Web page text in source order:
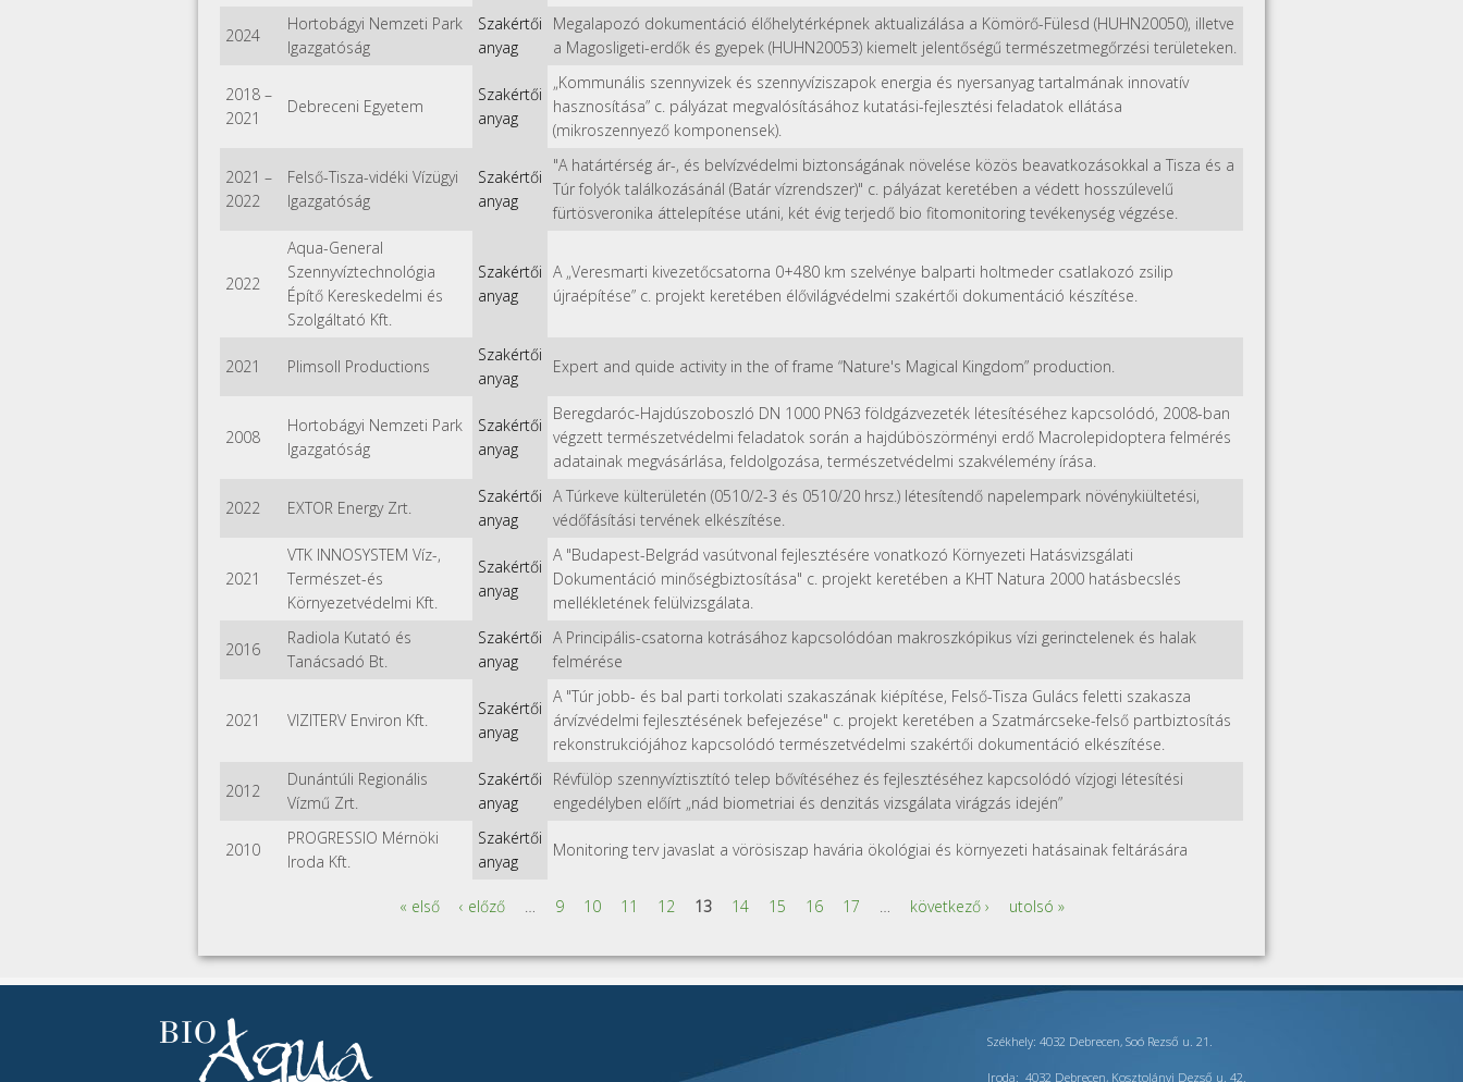
2024
Hortobágyi Nemzeti Park
Igazgatóság
Szakértői
anyag
Megalapozó dokumentáció élőhelytérképnek aktualizálása a Kömörő-Fülesd (HUHN20050), illetve
a Magosligeti-erdők és gyepek (HUHN20053) kiemelt jelentőségű természetmegőrzési területeken.
2018 –
2021
Debreceni Egyetem
Szakértői
anyag
„Kommunális szennyvizek és szennyvíziszapok energia és nyersanyag tartalmának innovatív
hasznosítása” c. pályázat megvalósításához kutatási-fejlesztési feladatok ellátása
(mikroszennyező komponensek).
2021 –
2022
Felső-Tisza-vidéki Vízügyi
Igazgatóság
Szakértői
anyag
"A határtérség ár-, és belvízvédelmi biztonságának növelése közös beavatkozásokkal a Tisza és a
Túr folyók találkozásánál (Batár vízrendszer)" c. pályázat keretében a védett hosszúlevelű
fürtösveronika áttelepítése utáni, két évig terjedő bio fitomonitoring tevékenység végzése.
2022
Aqua-General
Szennyvíztechnológia
Építő Kereskedelmi és
Szolgáltató Kft.
Szakértői
anyag
A „Veresmarti kivezetőcsatorna 0+480 km szelvénye balparti holtmeder csatlakozó zsilip
újraépítése” c. projekt keretében élővilágvédelmi szakértői dokumentáció készítése.
2021 Plimsoll Productions
Szakértői
anyag
Expert and quide activity in the of frame “Nature's Magical Kingdom” production.
2008
Hortobágyi Nemzeti Park
Igazgatóság
Szakértői
anyag
Beregdaróc-Hajdúszoboszló DN 1000 PN63 földgázvezeték létesítéséhez kapcsolódó, 2008-ban
végzett természetvédelmi feladatok során a hajdúböszörményi erdő Macrolepidoptera felmérés
adatainak megvásárlása, feldolgozása, természetvédelmi szakvélemény írása.
2022 EXTOR Energy Zrt.
Szakértői
anyag
A Túrkeve külterületén (0510/2-3 és 0510/20 hrsz.) létesítendő napelempark növénykiültetési,
védőfásítási tervének elkészítése.
2021
VTK INNOSYSTEM Víz-,
Természet-és
Környezetvédelmi Kft.
Szakértői
anyag
A "Budapest-Belgrád vasútvonal fejlesztésére vonatkozó Környezeti Hatásvizsgálati
Dokumentáció minőségbiztosítása" c. projekt keretében a KHT Natura 2000 hatásbecslés
mellékletének felülvizsgálata.
2016
Radiola Kutató és
Tanácsadó Bt.
Szakértői
anyag
A Principális-csatorna kotrásához kapcsolódóan makroszkópikus vízi gerinctelenek és halak
felmérése
2021 VIZITERV Environ Kft.
Szakértői
anyag
A "Túr jobb- és bal parti torkolati szakaszának kiépítése, Felső-Tisza Gulács feletti szakasza
árvízvédelmi fejlesztésének befejezése" c. projekt keretében a Szatmárcseke-felső partbiztosítás
rekonstrukciójához kapcsolódó természetvédelmi szakértői dokumentáció elkészítése.
2012
Dunántúli Regionális
Vízmű Zrt.
Szakértői
anyag
Révfülöp szennyvíztisztító telep bővítéséhez és fejlesztéséhez kapcsolódó vízjogi létesítési
engedélyben előírt „nád biometriai és denzitás vizsgálata virágzás idején”
2010
PROGRESSIO Mérnöki
Iroda Kft.
Szakértői
anyag
Monitoring terv javaslat a vörösiszap havária ökológiai és környezeti hatásainak feltárására
« első ‹ előző … 9 10 11 12 13 14 15 16 17 … következő › utolsó »
Székhely: 4032 Debrecen, Soó Rezső u. 21.
Iroda: 4032 Debrecen, Kosztolányi Dezső u. 42.